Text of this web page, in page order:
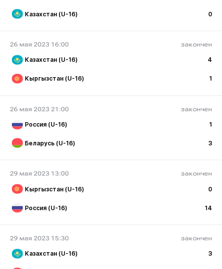
Казахстан (U-16) 0
26 мая 2023 16:00 закончен
Казахстан (U-16) 4
Кыргызстан (U-16) 1
26 мая 2023 21:00 закончен
Россия (U-16) 1
Беларусь (U-16) 3
29 мая 2023 13:00 закончен
Кыргызстан (U-16) 0
Россия (U-16) 14
29 мая 2023 15:30 закончен
Казахстан (U-16) 3